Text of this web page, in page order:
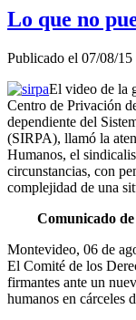
Lo que no
Publicado el 07/08/15
El video de la
Centro de Privación
dependiente del
(SIRPA), llamó la
Humanos, el
circunstancias, con
complejidad de una
Comunicado
Montevideo, 06 de
El Comité de los
firmantes ante un
humanos en cárceles